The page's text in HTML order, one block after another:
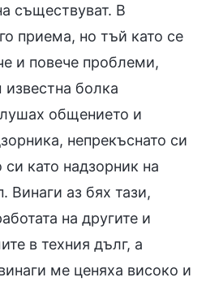
съществуват. В
приема, но тъй като се
и повече проблеми,
болка
общението и
непрекъснато си
като надзорник на
Винаги аз бях тази,
на другите и
в техния дълг, а
ме ценяха високо и